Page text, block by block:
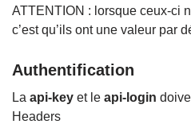
ATTENTION : lorsque ceux-ci
c’est qu’ils ont une valeur par
Authentification
La api-key et le api-login
Headers